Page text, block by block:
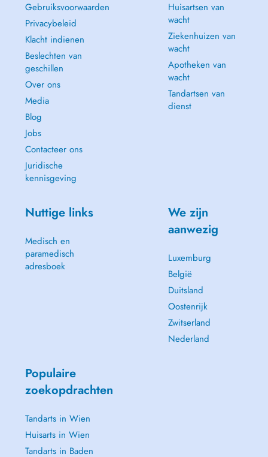
Gebruiksvoorwaarden
Privacybeleid
Klacht indienen
Beslechten van
geschillen
Over ons
Media
Blog
Jobs
Contacteer ons
Juridische
kennisgeving
Huisartsen van
wacht
Ziekenhuizen van
wacht
Apotheken van
wacht
Tandartsen van
dienst
Nuttige links
Medisch en
paramedisch
adresboek
We zijn
aanwezig
Luxemburg
België
Duitsland
Oostenrijk
Zwitserland
Nederland
Populaire
zoekopdrachten
Tandarts in Wien
Huisarts in Wien
Tandarts in Baden